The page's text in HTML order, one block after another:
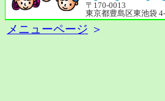
〒170-0013
東京都豊島区東池袋
メニューページ ＞